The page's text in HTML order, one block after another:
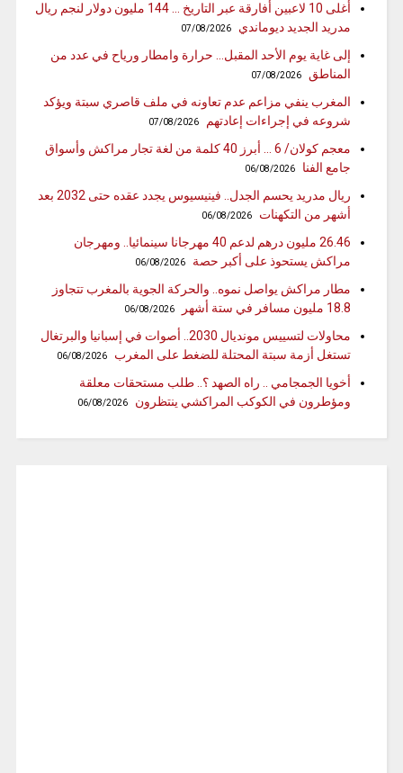
أغلى 10 لاعبين أفارقة عبر التاريخ … 144 مليون دولار لنجم ريال
مدريد الجديد ديوماندي
07/08/2026
إلى غاية يوم الأحد المقبل… حرارة وامطار ورياح في عدد من
المناطق
07/08/2026
المغرب ينفي مزاعم عدم تعاونه في ملف قاصري سبتة ويؤكد
شروعه في إجراءات إعادتهم
07/08/2026
معجم كولان/ 6 … أبرز 40 كلمة من لغة تجار مراكش وأسواق
جامع الفنا
06/08/2026
ريال مدريد يحسم الجدل.. فينيسيوس يجدد عقده حتى 2032 بعد
أشهر من التكهنات
06/08/2026
26.46 مليون درهم لدعم 40 مهرجانا سينمائيا.. ومهرجان
مراكش يستحوذ على أكبر حصة
06/08/2026
مطار مراكش يواصل نموه.. والحركة الجوية بالمغرب تتجاوز
18.8 مليون مسافر في ستة أشهر
06/08/2026
محاولات لتسييس مونديال 2030.. أصوات في إسبانيا والبرتغال
تستغل أزمة سبتة المحتلة للضغط على المغرب
06/08/2026
أخويا الجمجامي .. راه الصهد ؟.. طلب مستحقات معلقة
ومؤطرون في الكوكب المراكشي ينتظرون
06/08/2026